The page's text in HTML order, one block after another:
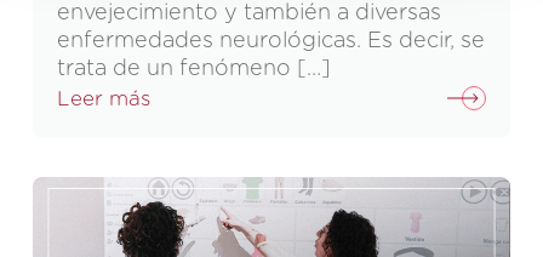
envejecimiento y también a diversas
enfermedades neurológicas. Es decir, se
trata de un fenómeno […]
Leer más